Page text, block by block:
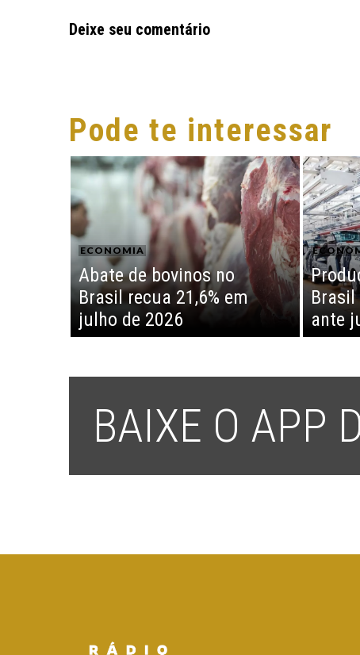
Deixe seu comentário
Pode te interessar
ECONOMIA
Abate de bovinos no
Brasil recua 21,6% em
julho de 2026
Brasil
ante
BAIXE O APP